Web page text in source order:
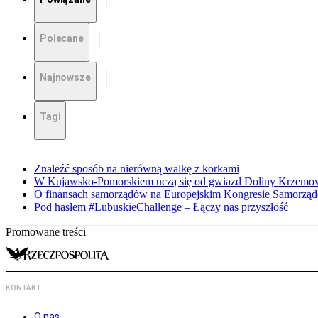
Polecane
Najnowsze
Tagi
Znaleźć sposób na nierówną walkę z korkami
W Kujawsko-Pomorskiem uczą się od gwiazd Doliny
O finansach samorządów na Europejskim Kongresie
Pod hasłem #LubuskieChallenge – Łączy nas przyszłość
Promowane treści
KONTAKT